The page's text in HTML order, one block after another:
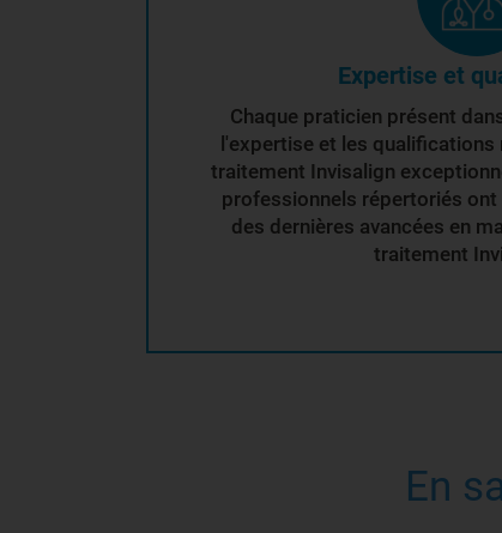
Expertise et
Chaque praticien présent
l'expertise et les
traitement Invisalign
professionnels répertoriés
des dernières avancées en
traitement
En